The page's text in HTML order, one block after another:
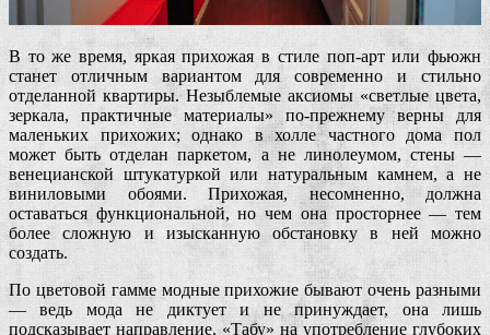
В то же время, яркая прихожая в стиле поп-арт или фьюжн
станет отличным вариантом для современно и стильно
отделанной квартиры. Незыблемые аксиомы «светлые цвета,
зеркала, практичные материалы» по-прежнему верны для
маленьких прихожих; однако в холле частного дома пол
может быть отделан паркетом, а не линолеумом, стены —
венецианской штукатуркой или натуральным камнем, а не
виниловыми обоями. Прихожая, несомненно, должна
оставаться функциональной, но чем она просторнее — тем
более сложную и изысканную обстановку в ней можно
создать.
По цветовой гамме модные прихожие бывают очень разными
— ведь мода не диктует и не принуждает, она лишь
подсказывает направление. «Табу» на употребление глубоких